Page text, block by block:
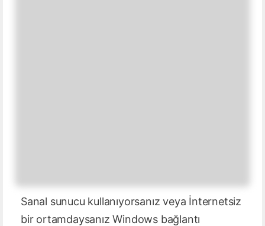
Sanal sunucu kullanıyorsanız veya İnternetsiz
bir ortamdaysanız Windows bağlantı